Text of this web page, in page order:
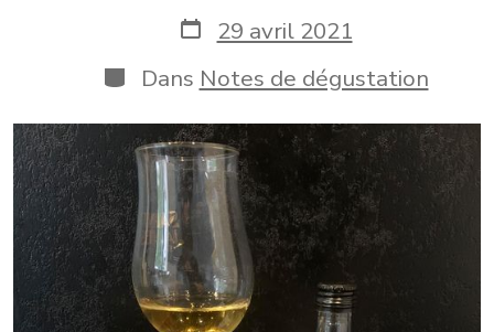
publication
Date
de
publication
29 avril 2021
Catégories
Dans Notes de dégustation